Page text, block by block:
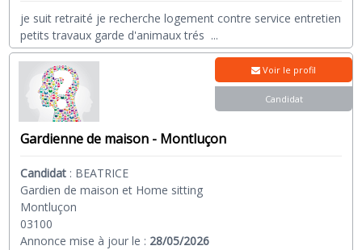
je suit retraité je recherche logement contre service entretien
petits travaux garde d'animaux trés ...
Gardienne de maison - Montluçon
Candidat : BEATRICE
Gardien de maison et Home sitting
Montluçon
03100
Annonce mise à jour le : 28/05/2026
Voir le profil
Candidat